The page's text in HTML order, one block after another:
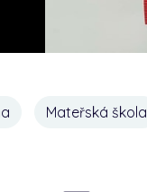
Mateřská škola